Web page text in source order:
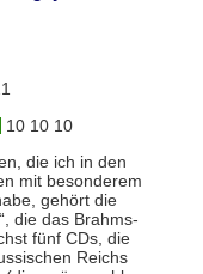
10 10 10
die ich in den
mit besonderem
gehört die
die das Brahms-
fünf CDs, die
Reichs